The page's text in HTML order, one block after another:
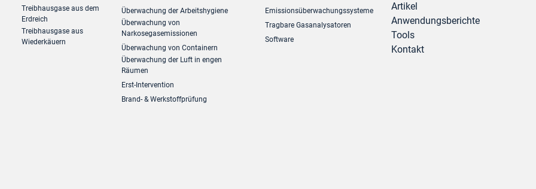
Treibhausgase aus dem
Erdreich
Treibhausgase aus
Wiederkäuern
Überwachung der Arbeitshygiene
Überwachung von
Narkosegasemissionen
Überwachung von Containern
Überwachung der Luft in engen
Räumen
Erst-Intervention
Brand- & Werkstoffprüfung
Emissionsüberwachungssysteme
Tragbare Gasanalysatoren
Software
Artikel
Anwendungsberichte
Tools
Kontakt